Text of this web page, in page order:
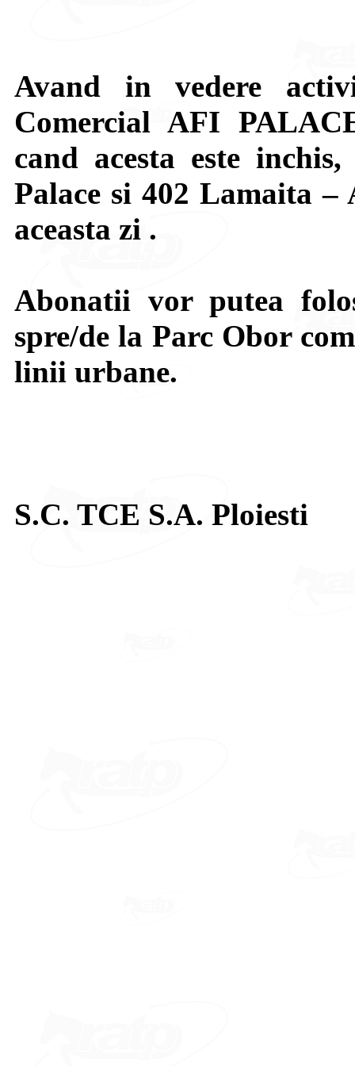
Avand in vedere
Comercial AFI
cand acesta este
Palace si 402 Lamaita
aceasta zi .
Abonatii vor putea
spre/de la Parc Obor
linii urbane.
S.C. TCE S.A. Ploiesti